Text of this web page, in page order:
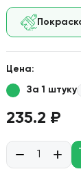
Цена:
За 1 штуку
235.2 ₽